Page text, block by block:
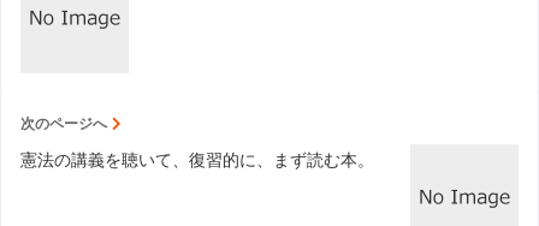
次のページへ
憲法の講義を聴いて、復習的に、まず読む本。